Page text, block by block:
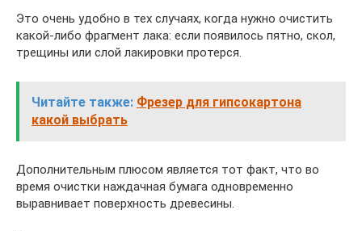
Это очень удобно в тех случаях, когда нужно очистить
какой-либо фрагмент лака: если появилось пятно, скол,
трещины или слой лакировки протерся.
Читайте также: Фрезер для гипсокартона
какой выбрать
Дополнительным плюсом является тот факт, что во
время очистки наждачная бумага одновременно
выравнивает поверхность древесины.